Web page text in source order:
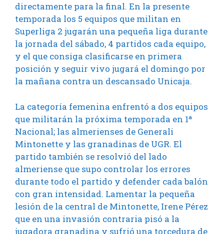
directamente para la final. En la presente
temporada los 5 equipos que militan en
Superliga 2 jugarán una pequeña liga durante
la jornada del sábado, 4 partidos cada equipo,
y el que consiga clasificarse en primera
posición y seguir vivo jugará el domingo por
la mañana contra un descansado Unicaja.
La categoría femenina enfrentó a dos equipos
que militarán la próxima temporada en 1ª
Nacional; las almerienses de Generali
Mintonette y las granadinas de UGR. El
partido también se resolvió del lado
almeriense que supo controlar los errores
durante todo el partido y defender cada balón
con gran intensidad. Lamentar la pequeña
lesión de la central de Mintonette, Irene Pérez
que en una invasión contraria pisó a la
jugadora granadina y sufrió una torcedura de